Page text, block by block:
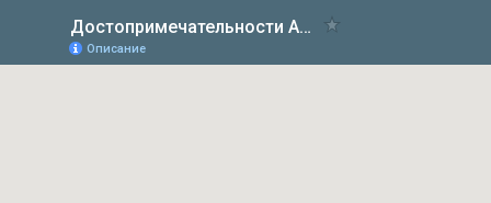
Достопримечательности Абхазии на карте
Описание